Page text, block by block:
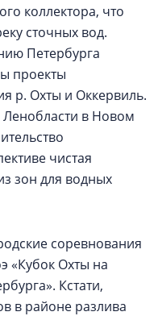
коллектора, что
сточных вод.
Петербурга
проекты
р. Охты и Оккервиль.
в Новом
чистая
зон для водных
соревнования
«Кубок Охты на
Кстати,
в районе разлива